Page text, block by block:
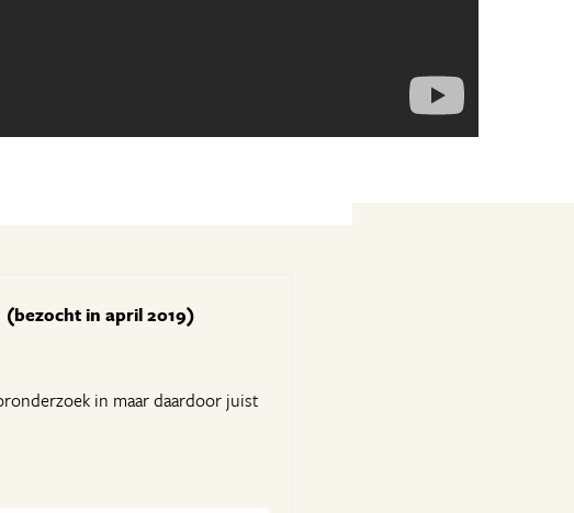
(bezocht in april 2019)
in maar daardoor juist